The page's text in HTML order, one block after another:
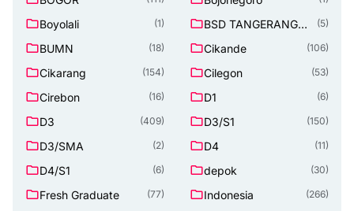
Boyolali (1)
BSD TANGERANG
(5)
BUMN (18) Cikande (106)
Cikarang (154) Cilegon (53)
Cirebon (16) D1 (6)
D3 (409) D3/S1 (150)
D3/SMA (2) D4 (11)
D4/S1 (6) depok (30)
Fresh Graduate (77) Indonesia (266)